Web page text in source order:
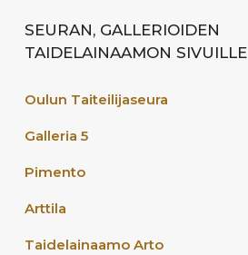
SEURAN, GALLERIOIDEN
TAIDELAINAAMON SIVUILLE
Oulun Taiteilijaseura
Galleria 5
Pimento
Arttila
Taidelainaamo Arto